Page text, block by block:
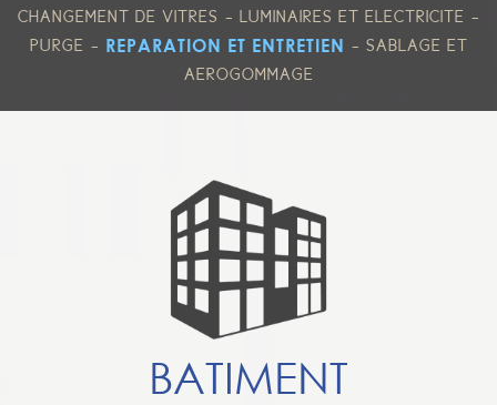
CHANGEMENT DE VITRES - LUMINAIRES ET ELECTRICITE -
PURGE - REPARATION ET ENTRETIEN - SABLAGE ET
AEROGOMMAGE
BATIMENT